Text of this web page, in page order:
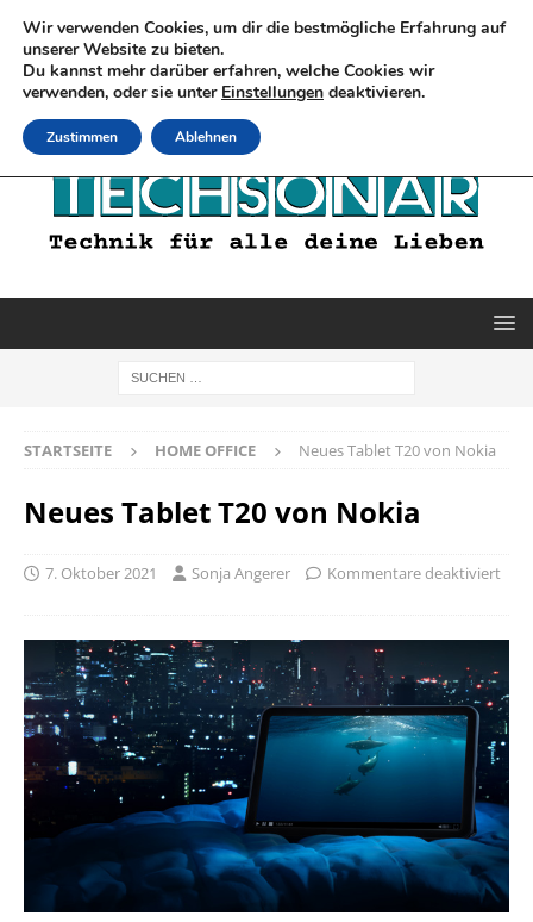
STARTSEITE HOME OFFICE Neues Tablet T20 von Nokia
Neues Tablet T20 von Nokia
7. Oktober 2021 Sonja Angerer Kommentare deaktiviert
Wir verwenden Cookies, um dir die bestmögliche Erfahrung auf
unserer Website zu bieten.
Du kannst mehr darüber erfahren, welche Cookies wir
verwenden, oder sie unter Einstellungen deaktivieren.
Zustimmen Ablehnen